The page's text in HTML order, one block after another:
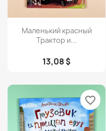
Просмотр
Маленький красный
Трактор и...
13,08 $
favorite_border